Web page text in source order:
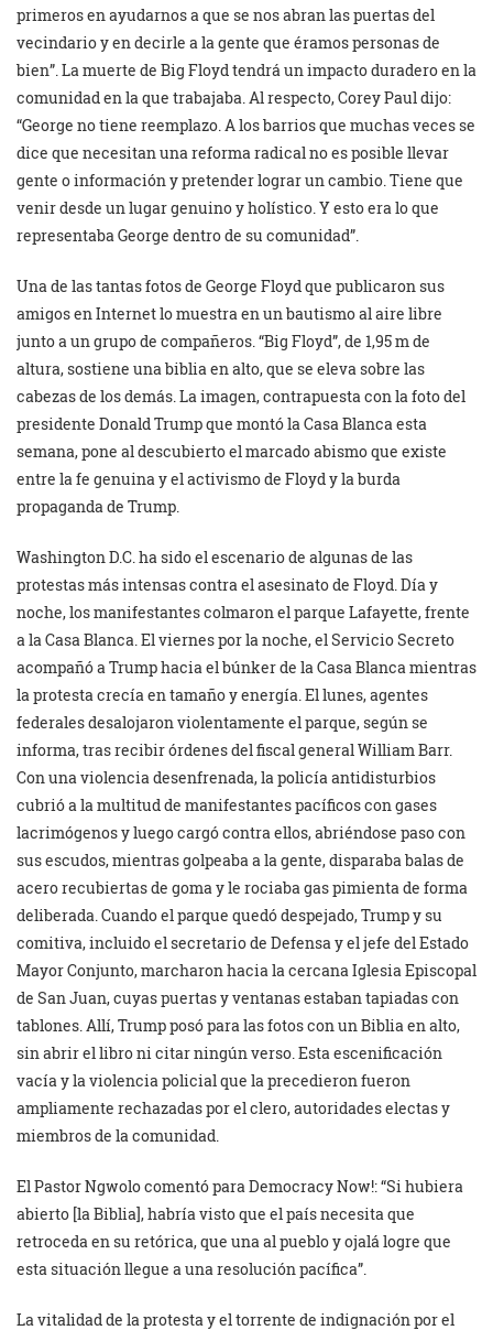
primeros en ayudarnos a que se nos abran las puertas del
vecindario y en decirle a la gente que éramos personas de
bien”. La muerte de Big Floyd tendrá un impacto duradero en la
comunidad en la que trabajaba. Al respecto, Corey Paul dijo:
“George no tiene reemplazo. A los barrios que muchas veces se
dice que necesitan una reforma radical no es posible llevar
gente o información y pretender lograr un cambio. Tiene que
venir desde un lugar genuino y holístico. Y esto era lo que
representaba George dentro de su comunidad”.
Una de las tantas fotos de George Floyd que publicaron sus
amigos en Internet lo muestra en un bautismo al aire libre
junto a un grupo de compañeros. “Big Floyd”, de 1,95 m de
altura, sostiene una biblia en alto, que se eleva sobre las
cabezas de los demás. La imagen, contrapuesta con la foto del
presidente Donald Trump que montó la Casa Blanca esta
semana, pone al descubierto el marcado abismo que existe
entre la fe genuina y el activismo de Floyd y la burda
propaganda de Trump.
Washington D.C. ha sido el escenario de algunas de las
protestas más intensas contra el asesinato de Floyd. Día y
noche, los manifestantes colmaron el parque Lafayette, frente
a la Casa Blanca. El viernes por la noche, el Servicio Secreto
acompañó a Trump hacia el búnker de la Casa Blanca mientras
la protesta crecía en tamaño y energía. El lunes, agentes
federales desalojaron violentamente el parque, según se
informa, tras recibir órdenes del fiscal general William Barr.
Con una violencia desenfrenada, la policía antidisturbios
cubrió a la multitud de manifestantes pacíficos con gases
lacrimógenos y luego cargó contra ellos, abriéndose paso con
sus escudos, mientras golpeaba a la gente, disparaba balas de
acero recubiertas de goma y le rociaba gas pimienta de forma
deliberada. Cuando el parque quedó despejado, Trump y su
comitiva, incluido el secretario de Defensa y el jefe del Estado
Mayor Conjunto, marcharon hacia la cercana Iglesia Episcopal
de San Juan, cuyas puertas y ventanas estaban tapiadas con
tablones. Allí, Trump posó para las fotos con un Biblia en alto,
sin abrir el libro ni citar ningún verso. Esta escenificación
vacía y la violencia policial que la precedieron fueron
ampliamente rechazadas por el clero, autoridades electas y
miembros de la comunidad.
El Pastor Ngwolo comentó para Democracy Now!: “Si hubiera
abierto [la Biblia], habría visto que el país necesita que
retroceda en su retórica, que una al pueblo y ojalá logre que
esta situación llegue a una resolución pacífica”.
La vitalidad de la protesta y el torrente de indignación por el